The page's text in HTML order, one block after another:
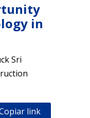
in
Sri
link